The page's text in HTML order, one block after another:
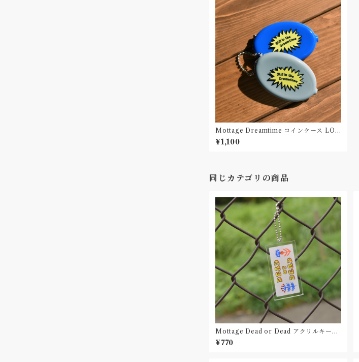
Mottage Dreamtime コインケース LOG
O Quikoin Made in USA
¥1,100
同じカテゴリの商品
Mottage Dead or Dead アクリルキーホ
ルダー
¥770